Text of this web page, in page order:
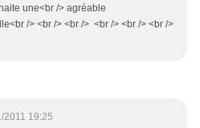
une<br /> agréable
/> <br /> <br /> <br /> <br /> <br />
2011 19:25